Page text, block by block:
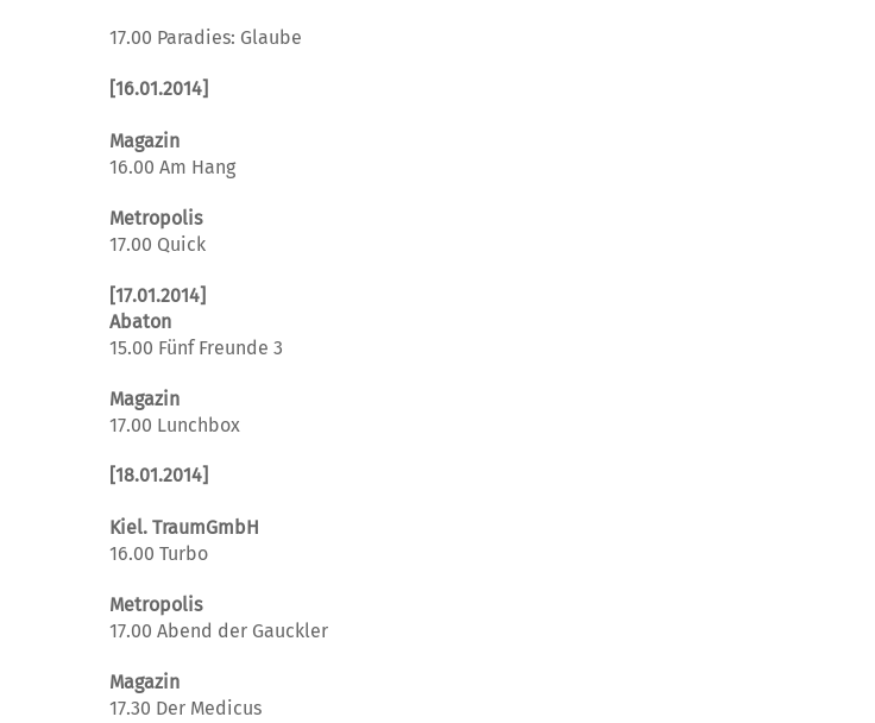
17.00 Paradies: Glaube
[16.01.2014]
Magazin
16.00 Am Hang
Metropolis
17.00 Quick
[17.01.2014]
Abaton
15.00 Fünf Freunde 3
Magazin
17.00 Lunchbox
[18.01.2014]
Kiel. TraumGmbH
16.00 Turbo
Metropolis
17.00 Abend der Gauckler
Magazin
17.30 Der Medicus